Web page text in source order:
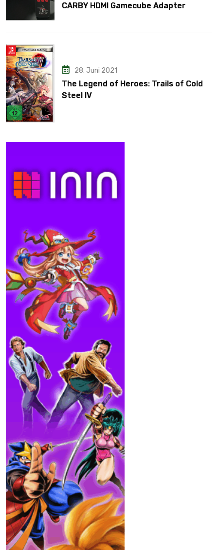
CARBY HDMI Gamecube Adapter
28. Juni 2021
The Legend of Heroes: Trails of Cold
Steel IV